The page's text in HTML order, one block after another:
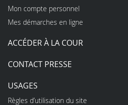
Mon compte personnel
Mes démarches en ligne
ACCÉDER À LA COUR
CONTACT PRESSE
USAGES
Règles d’utilisation du site